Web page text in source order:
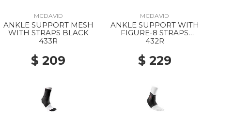
MCDAVID
ANKLE SUPPORT MESH
WITH STRAPS BLACK
433R
$ 209
MCDAVID
ANKLE SUPPORT WITH
FIGURE-8 STRAPS
BLACK
432R
$ 229